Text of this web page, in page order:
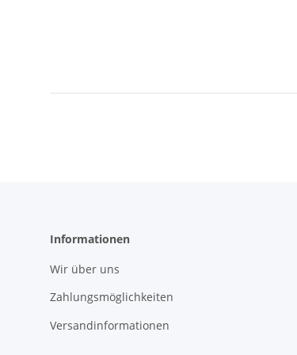
Informationen
Wir über uns
Zahlungsmöglichkeiten
Versandinformationen